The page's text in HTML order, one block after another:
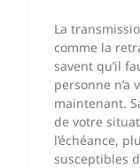
La
comme la
savent qu’il
personne n’a
maintenant.
de votre
l’échéance,
susceptibles